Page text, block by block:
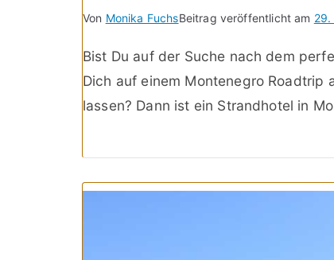
Von Monika FuchsBeitrag veröffentlicht am 29.
Bist Du auf der Suche nach dem
Dich auf einem Montenegro Roadtrip
lassen? Dann ist ein Strandhotel in